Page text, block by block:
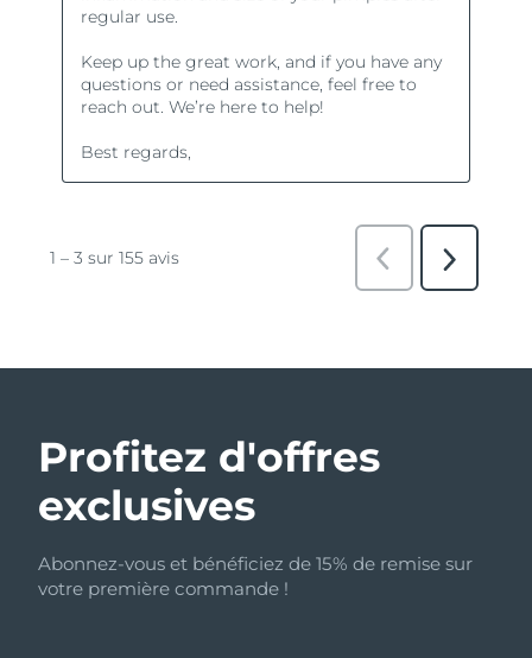
Profitez d'offres
exclusives
Abonnez-vous et bénéficiez de 15% de remise sur
votre première commande !